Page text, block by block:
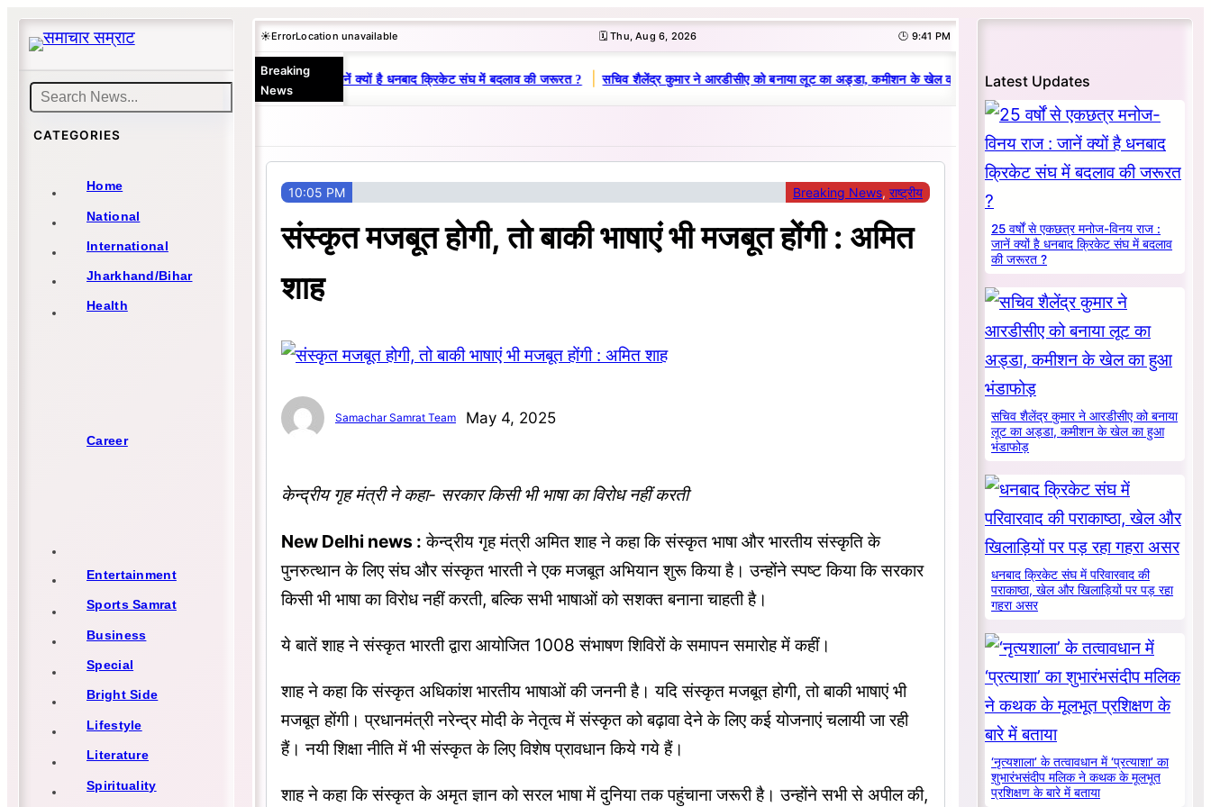
Skip
content
Search
CATEGORIES
Home
National
International
Jharkhand/Bihar
Health
Career
Entertainment
Sports Samrat
Business
Special
Bright Side
Lifestyle
Literature
Spirituality
☀️ErrorLocation unavailable 🗓️ Thu, Aug 6, 2026 🕒 9:41 PM
Breaking
News
25 वर्षों से एकछत्र मनोज-विनय राज : जानें क्यों है धनबाद क्रिकेट संघ में बदलाव की जरूरत ? | सचिव शैलेंद्र कुमार ने आरडीसीए को बनाया लूट का अड्डा, कमीशन के खेल का हुआ भंडाफोड़ | धनबाद क्रिकेट संघ में परिवारवाद की
10:05 PM Breaking News, राष्ट्रीय
संस्कृत मजबूत होगी, तो बाकी भाषाएं भी मजबूत होंगी : अमित
शाह
Samachar Samrat Team May 4, 2025
केन्द्रीय गृह मंत्री ने कहा- सरकार किसी भी भाषा का विरोध नहीं करती
New Delhi news : केन्द्रीय गृह मंत्री अमित शाह ने कहा कि संस्कृत भाषा और भारतीय संस्कृति के
पुनरुत्थान के लिए संघ और संस्कृत भारती ने एक मजबूत अभियान शुरू किया है। उन्होंने स्पष्ट किया कि सरकार
किसी भी भाषा का विरोध नहीं करती, बल्कि सभी भाषाओं को सशक्त बनाना चाहती है।
ये बातें शाह ने संस्कृत भारती द्वारा आयोजित 1008 संभाषण शिविरों के समापन समारोह में कहीं।
शाह ने कहा कि संस्कृत अधिकांश भारतीय भाषाओं की जननी है। यदि संस्कृत मजबूत होगी, तो बाकी भाषाएं भी
मजबूत होंगी। प्रधानमंत्री नरेन्द्र मोदी के नेतृत्व में संस्कृत को बढ़ावा देने के लिए कई योजनाएं चलायी जा रही
हैं। नयी शिक्षा नीति में भी संस्कृत के लिए विशेष प्रावधान किये गये हैं।
शाह ने कहा कि संस्कृत के अमृत ज्ञान को सरल भाषा में दुनिया तक पहुंचाना जरूरी है। उन्होंने सभी से अपील की,
Latest Updates
25 वर्षों से एकछत्र मनोज-विनय राज :
जानें क्यों है धनबाद क्रिकेट संघ में बदलाव
की जरूरत ?
सचिव शैलेंद्र कुमार ने आरडीसीए को बनाया
लूट का अड्डा, कमीशन के खेल का हुआ
भंडाफोड़
धनबाद क्रिकेट संघ में परिवारवाद की
पराकाष्ठा, खेल और खिलाड़ियों पर पड़ रहा
गहरा असर
‘नृत्यशाला’ के तत्वावधान में ‘प्रत्याशा’ का
शुभारंभसंदीप मलिक ने कथक के मूलभूत
प्रशिक्षण के बारे में बताया